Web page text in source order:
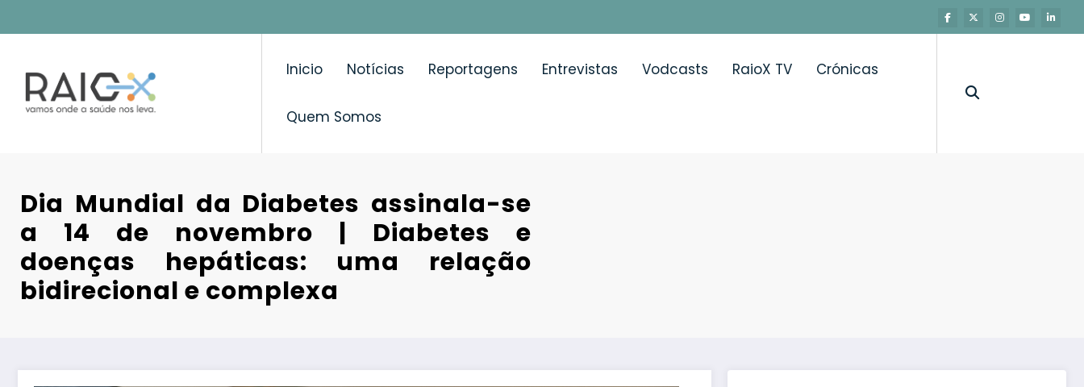
para
conteúdo
Inicio Notícias Reportagens Entrevistas Vodcasts RaioX TV Crónicas
Quem Somos
Dia Mundial da Diabetes assinala-se
a 14 de novembro | Diabetes e
doenças hepáticas: uma relação
bidirecional e complexa